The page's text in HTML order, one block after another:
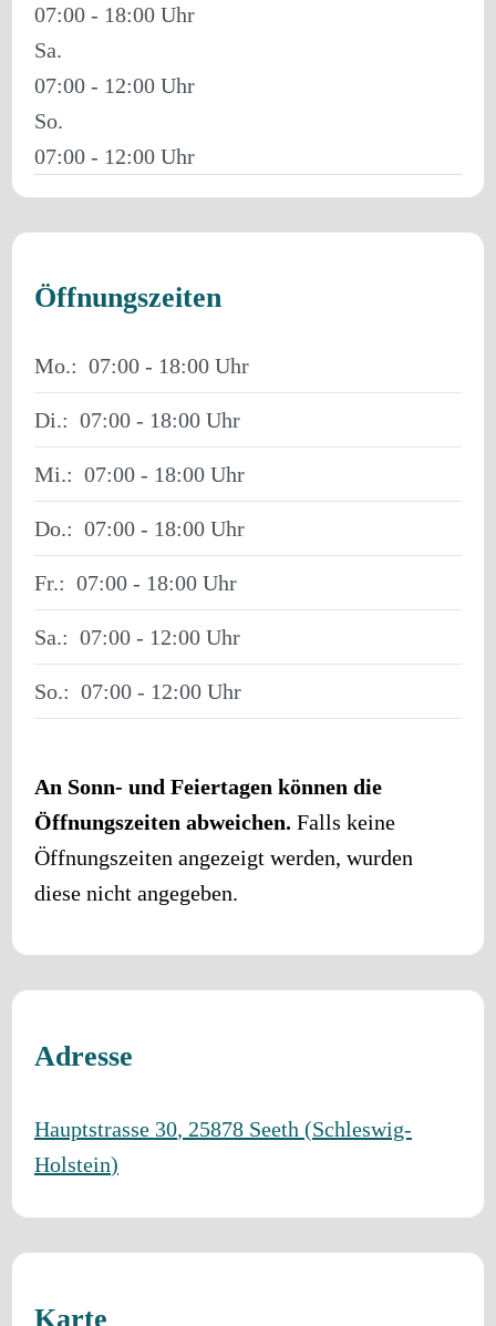
07:00 - 18:00
Sa.
07:00 - 12:00
So.
07:00 - 12:00
Öffnungszeiten
Mo.: 07:00 - 18:00
Di.: 07:00 - 18:00
Mi.: 07:00 - 18:00
Do.: 07:00 - 18:00
Fr.: 07:00 - 18:00
Sa.: 07:00 - 12:00
So.: 07:00 - 12:00
An Sonn- und Feiertagen können die
Öffnungszeiten abweichen. Falls keine
Öffnungszeiten angezeigt werden, wurden
diese nicht angegeben.
Adresse
Hauptstrasse 30, 25878 Seeth (Schleswig-
Holstein)
Karte